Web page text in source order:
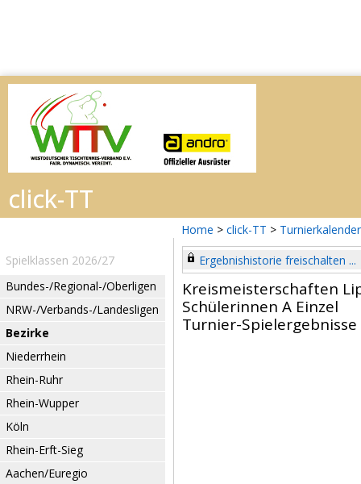
Home > click-TT > Turnierkalender
Spielklassen 2026/27
Bundes-/Regional-/Oberligen
NRW-/Verbands-/Landesligen
Bezirke
Niederrhein
Rhein-Ruhr
Rhein-Wupper
Köln
Rhein-Erft-Sieg
Aachen/Euregio
Ergebnishistorie freischalten ...
Kreismeisterschaften
Schülerinnen A Einzel
Turnier-Spielergebnisse